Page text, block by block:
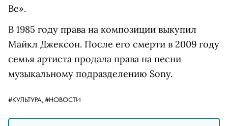
Be».
В 1985 году права на композиции выкупил
Майкл Джексон. После его смерти в 2009 году
семья артиста продала права на песни
музыкальному подразделению Sony.
#КУЛЬТУРА, #НОВОСТИ